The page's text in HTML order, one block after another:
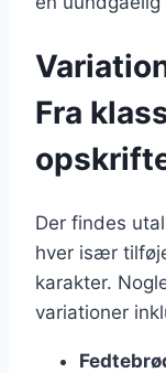
Fra
Der findes
hver især
karakter.
variationer